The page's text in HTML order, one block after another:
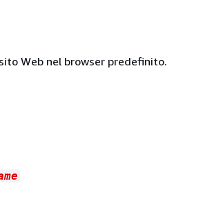
Web nel browser predefinito.